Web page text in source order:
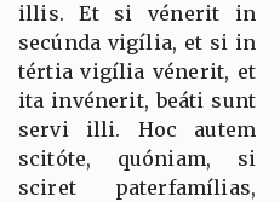
illis. Et si vénerit in
secúnda vigília, et si in
tértia vigília vénerit, et
ita invénerit, beáti sunt
servi illi. Hoc autem
scitóte, quóniam, si
sciret paterfamílias,